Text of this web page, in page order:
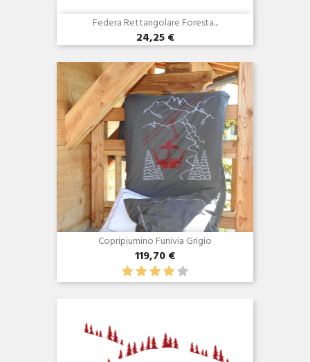
Federa Rettangolare Foresta...
24,25 €
Anteprima
Copripiumino Funivia Grigio
119,70 €
Anteprima